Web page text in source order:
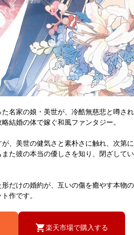
名家の娘・美世が、冷酷無慈悲と噂され
結婚の体で嫁ぐ和風ファンタジー。
、美世の健気さと素朴さに触れ、次第に
た彼の本当の優しさを知り、閉ざしてい
だけの婚約が、互いの傷を癒やす本物の
作です。
楽天市場で購入する